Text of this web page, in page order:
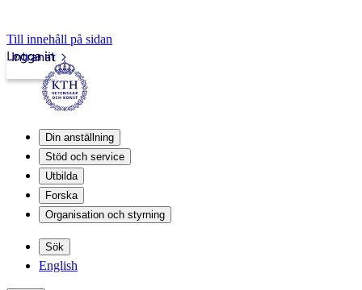
Till innehåll på sidan
Intranät
Logga in
Din anställning
Stöd och service
Utbilda
Forska
Organisation och styrning
Sök
English